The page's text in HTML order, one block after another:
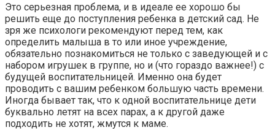
Это серьезная проблема, и в идеале ее хорошо бы
решить еще до поступления ребенка в детский сад. Не
зря же психологи рекомендуют перед тем, как
определить малыша в то или иное учреждение,
обязательно познакомиться не только с заведующей и с
набором игрушек в группе, но и (что гораздо важнее!) с
будущей воспитательницей. Именно она будет
проводить с вашим ребенком большую часть времени.
Иногда бывает так, что к одной воспитательнице дети
буквально летят на всех парах, а к другой даже
подходить не хотят, жмутся к маме.